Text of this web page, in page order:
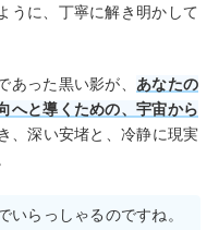
うに、丁寧に解き明かして
あった黒い影が、 あなたの
へと導くための、宇宙から
、深い安堵と、冷静に現実
いらっしゃるのですね。